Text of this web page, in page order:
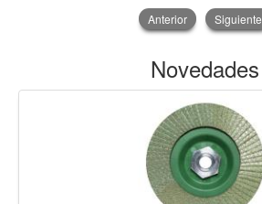
Anterior Siguiente
Novedades